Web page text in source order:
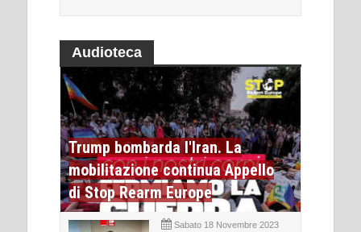
Audioteca
Trump bombarda l'Iran. La
mobilitazione continua Appello
di Stop Rearm Europe
Sabato 18 Novembre 2023